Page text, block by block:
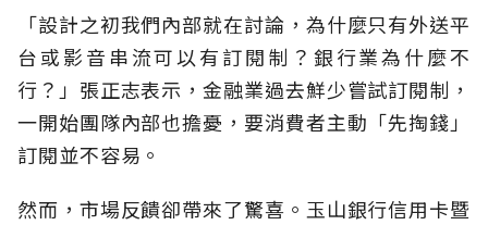
「設計之初我們內部就在討論，為什麼只有外送平
台或影音串流可以有訂閱制？銀行業為什麼不
行？」張正志表示，金融業過去鮮少嘗試訂閱制，
一開始團隊內部也擔憂，要消費者主動「先掏錢」
訂閱並不容易。
然而，市場反饋卻帶來了驚喜。玉山銀行信用卡暨